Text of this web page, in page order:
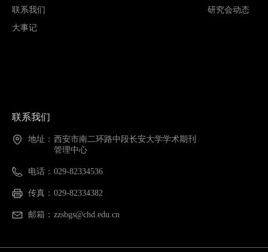
联系我们
地址： 西安市南二环路中段长安大学学术期刊
管理中心
电话： 029-82334536
传真： 029-82334382
邮箱： zzsbgs@chd.edu.cn
联系我们
大事记
研究会动态